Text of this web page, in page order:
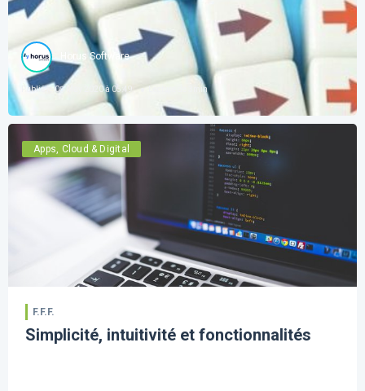
Horus Software
Publié le 08 May 2020 à 05:49 min
Apps, Cloud & Digital
F.F.F.
Simplicité, intuitivité et fonctionnalités